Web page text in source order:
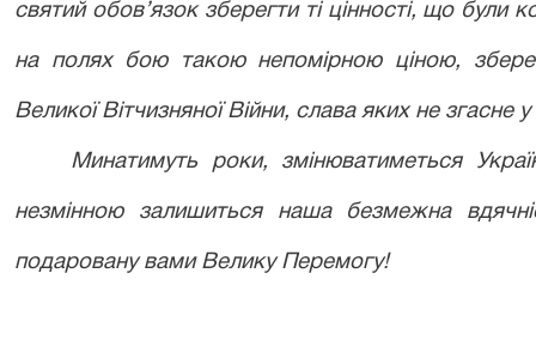
святий обов’язок зберегти ті цінності, що
на полях бою такою непомірною ціною,
Великої Вітчизняної Війни, слава яких не згасне у
Минатимуть роки, змінюватиметься
незмінною залишиться наша безмежна
подаровану вами Велику Перемогу!